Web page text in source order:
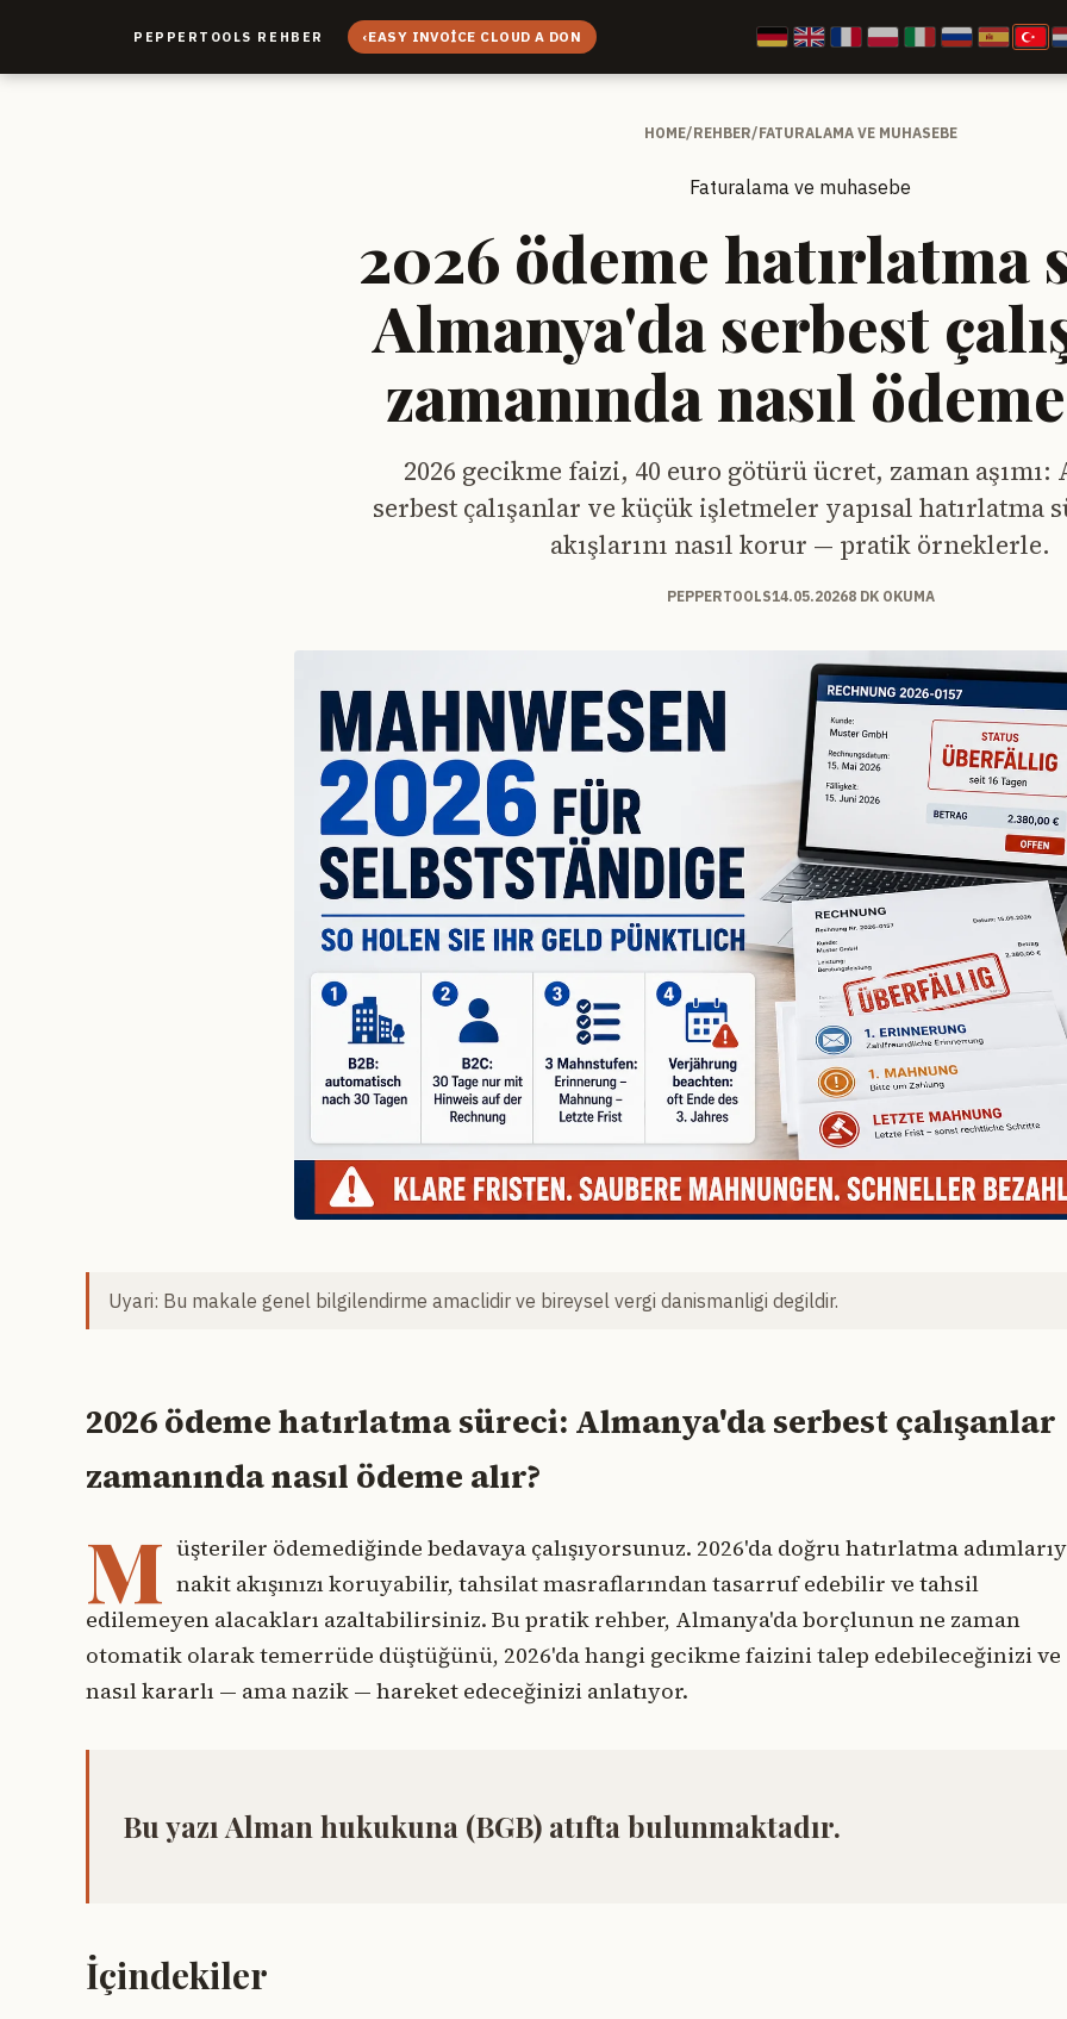
PEPPERTOOLS REHBER ‹EASY INVOICE CLOUD A DON
HOME/REHBER/FATURALAMA VE MUHASEBE
Faturalama ve muhasebe
2026 ödeme hatırlatma
Almanya'da serbest
zamanında nasıl
2026 gecikme faizi, 40 euro götürü ücret, zaman aşımı:
serbest çalışanlar ve küçük işletmeler yapısal hatırlatma
akışlarını nasıl korur — pratik örneklerle.
PEPPERTOOLS14.05.20268 DK OKUMA
Uyari: Bu makale genel bilgilendirme amaclidir ve bireysel vergi danismanligi degildir.
2026 ödeme hatırlatma süreci: Almanya'da serbest çalışanlar
zamanında nasıl ödeme alır?
M üşteriler ödemediğinde bedavaya çalışıyorsunuz. 2026'da doğru hatırlatma
nakit akışınızı koruyabilir, tahsilat masraflarından tasarruf edebilir ve tahsil
edilemeyen alacakları azaltabilirsiniz. Bu pratik rehber, Almanya'da borçlunun ne zaman
otomatik olarak temerrüde düştüğünü, 2026'da hangi gecikme faizini talep edebileceğinizi ve
nasıl kararlı — ama nazik — hareket edeceğinizi anlatıyor.
Bu yazı Alman hukukuna (BGB) atıfta bulunmaktadır.
İçindekiler